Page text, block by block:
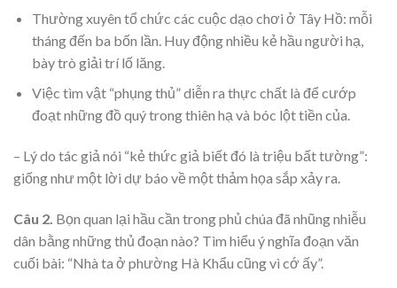
Thường xuyên tổ chức các cuộc dạo chơi ở Tây Hồ: mỗi
tháng đến ba bốn lần. Huy động nhiều kẻ hầu người hạ,
bày trò giải trí lố lăng.
Việc tìm vật “phụng thủ” diễn ra thực chất là để cướp
đoạt những đồ quý trong thiên hạ và bóc lột tiền của.
– Lý do tác giả nói “kẻ thức giả biết đó là triệu bất tường”:
giống như một lời dự báo về một thảm họa sắp xảy ra.
Câu 2. Bọn quan lại hầu cần trong phủ chúa đã nhũng nhiễu
dân bằng những thủ đoạn nào? Tìm hiểu ý nghĩa đoạn văn
cuối bài: “Nhà ta ở phường Hà Khẩu cũng vì cớ ấy”.